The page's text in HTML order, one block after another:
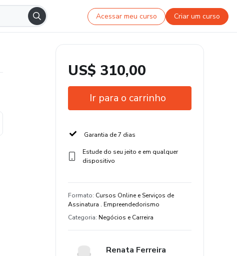
Acessar meu curso Criar um curso
US$ 310,00
Ir para o carrinho
Garantia de 7 dias
Estude do seu jeito e em qualquer
dispositivo
Formato: Cursos Online e Serviços de
Assinatura . Empreendedorismo
Categoria: Negócios e Carreira
Renata Ferreira